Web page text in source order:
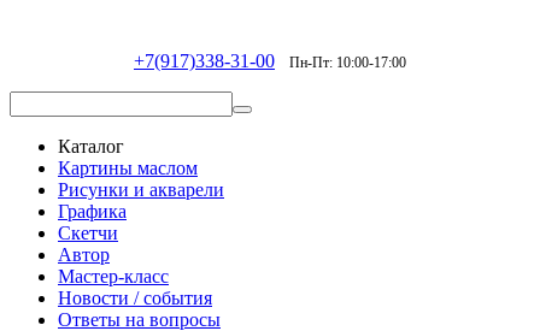
+7(917)338-31-00 Пн-Пт: 10:00-17:00
Каталог
Картины маслом
Рисунки и акварели
Графика
Скетчи
Автор
Мастер-класс
Новости / события
Ответы на вопросы